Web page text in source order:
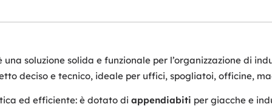
una soluzione solida e funzionale per l’organizzazione di
deciso e tecnico, ideale per uffici, spogliatoi, officine,
ed efficiente: è dotato di appendiabiti per giacche e